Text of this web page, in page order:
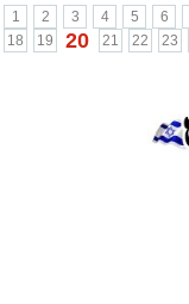
1
2 3 4 5 6
18
19 20 21 22 23